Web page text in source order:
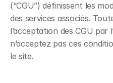
(“CGU”) définissent les
des services associés.
l’acceptation des CGU par
n’acceptez pas ces
le site.